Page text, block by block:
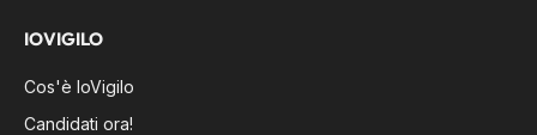
IOVIGILO
Cos'è IoVigilo
Candidati ora!